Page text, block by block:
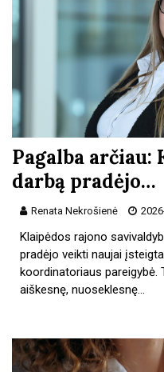
Pagalba arčiau:
darbą pradėjo…
Renata Nekrošienė
Klaipėdos rajono
pradėjo veikti naujai
koordinatoriaus pareigybė.
aiškesnę, nuoseklesnę…